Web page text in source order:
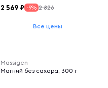
2 569 -9% 2 826
Все цены
Massigen
Магний без сахара, 300 г